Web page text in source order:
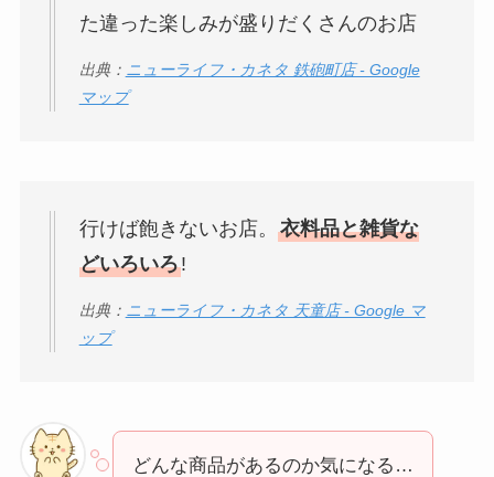
た違った楽しみが盛りだくさんのお店
出典： ニューライフ・カネタ 鉄砲町店 - Google
マップ
行けば飽きないお店。 衣料品と雑貨な
どいろいろ!
出典： ニューライフ・カネタ 天童店 - Google マ
ップ
どんな商品があるのか気になる…